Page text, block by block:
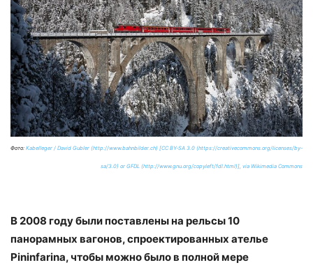
Фото: Kabelleger / David Gubler (http://www.bahnbilder.ch) [CC BY-SA 3.0 (https://creativecommons.org/licenses/by-
sa/3.0) or GFDL (http://www.gnu.org/copyleft/fdl.html)], via Wikimedia Commons
В 2008 году были поставлены на рельсы 10
панорамных вагонов, спроектированных ателье
Pininfarina, чтобы можно было в полной мере